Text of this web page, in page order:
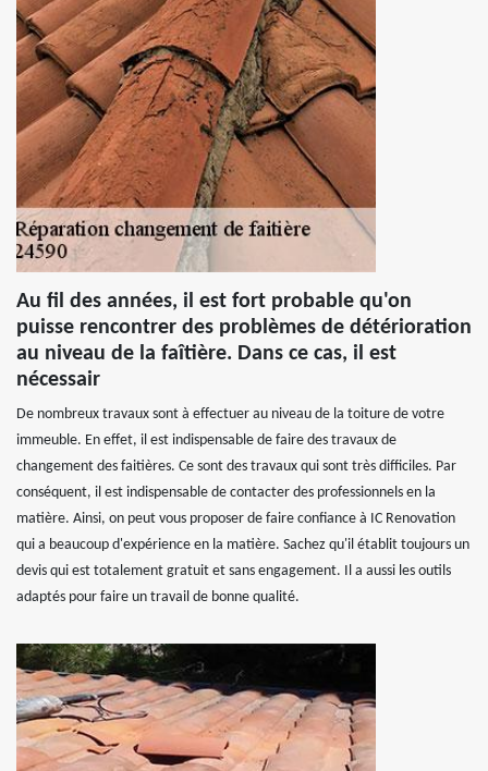
Au fil des années, il est fort probable qu'on
puisse rencontrer des problèmes de détérioration
au niveau de la faîtière. Dans ce cas, il est
nécessair
De nombreux travaux sont à effectuer au niveau de la toiture de votre
immeuble. En effet, il est indispensable de faire des travaux de
changement des faitières. Ce sont des travaux qui sont très difficiles. Par
conséquent, il est indispensable de contacter des professionnels en la
matière. Ainsi, on peut vous proposer de faire confiance à IC Renovation
qui a beaucoup d'expérience en la matière. Sachez qu'il établit toujours un
devis qui est totalement gratuit et sans engagement. Il a aussi les outils
adaptés pour faire un travail de bonne qualité.